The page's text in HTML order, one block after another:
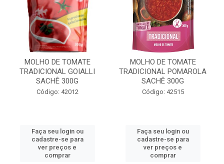
MOLHO DE TOMATE
TRADICIONAL GOIALLI
SACHÊ 300G
Código: 42012
Faça seu login ou
cadastre-se para
ver preços e
comprar
MOLHO DE TOMATE
TRADICIONAL POMAROLA
SACHÊ 300G
Código: 42515
Faça seu login ou
cadastre-se para
ver preços e
comprar